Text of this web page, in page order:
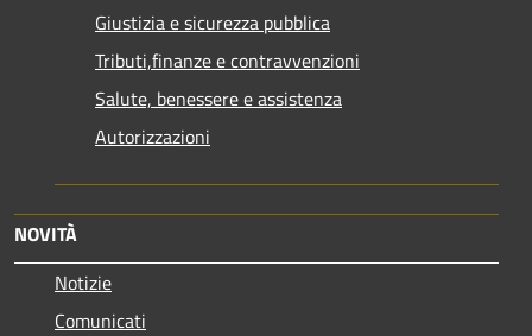
Giustizia e sicurezza pubblica
Tributi,finanze e contravvenzioni
Salute, benessere e assistenza
Autorizzazioni
NOVITÀ
Notizie
Comunicati